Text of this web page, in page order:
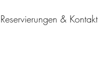
Reservierungen & Kontakt